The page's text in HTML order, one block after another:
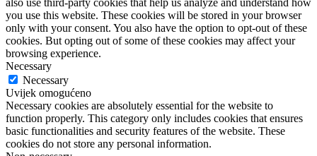
you use this website. These cookies will be stored in your browser
only with your consent. You also have the option to opt-out of these
cookies. But opting out of some of these cookies may affect your
browsing experience.
Necessary
Necessary
Uvijek omogućeno
Necessary cookies are absolutely essential for the website to
function properly. This category only includes cookies that ensures
basic functionalities and security features of the website. These
cookies do not store any personal information.